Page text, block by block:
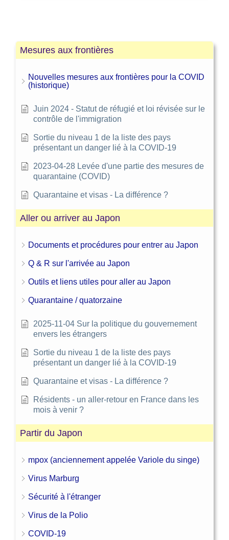
Mesures aux frontières
Nouvelles mesures aux frontières pour la COVID
(historique)
Juin 2024 - Statut de réfugié et loi révisée sur le
contrôle de l'immigration
Sortie du niveau 1 de la liste des pays
présentant un danger lié à la COVID-19
2023-04-28 Levée d'une partie des mesures de
quarantaine (COVID)
Quarantaine et visas - La différence ?
Aller ou arriver au Japon
Documents et procédures pour entrer au Japon
Q & R sur l'arrivée au Japon
Outils et liens utiles pour aller au Japon
Quarantaine / quatorzaine
2025-11-04 Sur la politique du gouvernement
envers les étrangers
Sortie du niveau 1 de la liste des pays
présentant un danger lié à la COVID-19
Quarantaine et visas - La différence ?
Résidents - un aller-retour en France dans les
mois à venir ?
Partir du Japon
mpox (anciennement appelée Variole du singe)
Virus Marburg
Sécurité à l'étranger
Virus de la Polio
COVID-19
chaussures sans lacets, faciles à enfiler
lampes électriques
batteries de rechanges et chargeurs
allumettes et bougies
matériel d’urgence (nourriture, poubelles,
toilettes, etc.)
kairos (sacs pour réchauffer les mains ou
le dos quand il fait froid)
couvertures
trousse de toilette
brosse à dent et du dentifrice (de
préférence 1 par personne si on pense au
une ou plusieurs serviettes
les papiers importants (livrets de banque,
number card, permis de conduire, cartes
de retrait de banque, titres de propriété,
(bleus ou noir)